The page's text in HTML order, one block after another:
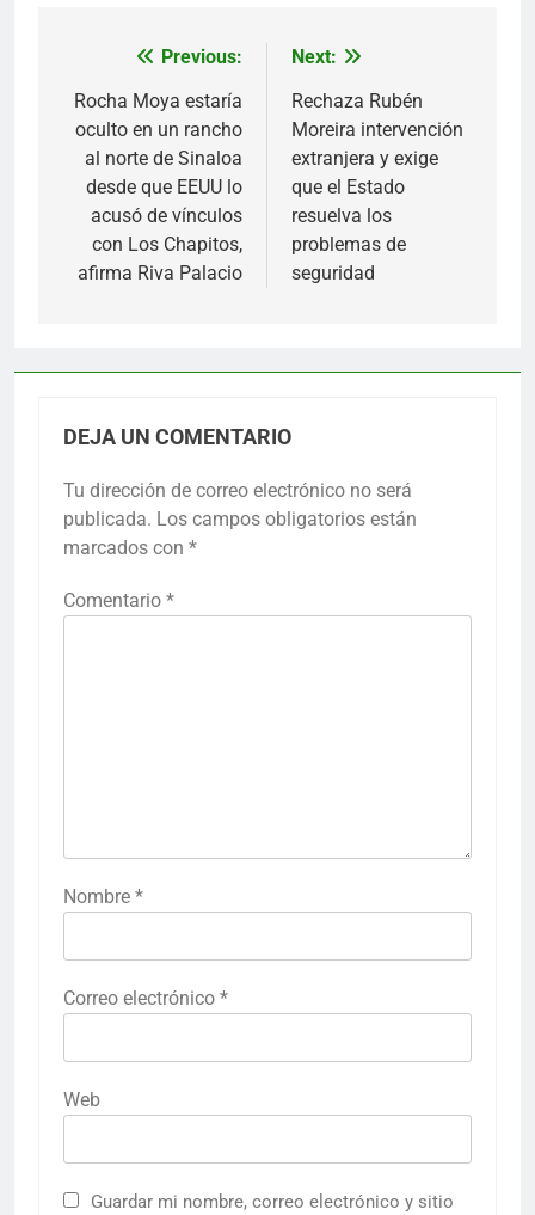
Navegación
de
entradas
Previous:
Rocha Moya estaría
oculto en un rancho
al norte de Sinaloa
desde que EEUU lo
acusó de vínculos
con Los Chapitos,
afirma Riva Palacio
Next:
Rechaza Rubén
Moreira intervención
extranjera y exige
que el Estado
resuelva los
problemas de
seguridad
DEJA UN COMENTARIO
Tu dirección de correo electrónico no será
publicada. Los campos obligatorios están
marcados con *
Comentario *
Nombre *
Correo electrónico *
Web
Guardar mi nombre, correo electrónico y sitio